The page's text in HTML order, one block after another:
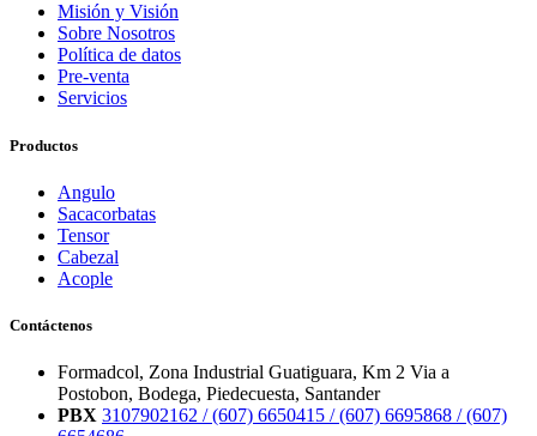
Misión y Visión
Sobre Nosotros
Política de datos
Pre-venta
Servicios
Productos
Angulo
Sacacorbatas
Tensor
Cabezal
Acople
Contáctenos
Formadcol, Zona Industrial Guatiguara, Km 2 Via a
Postobon, Bodega, Piedecuesta, Santander
PBX 3107902162 /(607) 6650415 /(607) 6695868 /(607)